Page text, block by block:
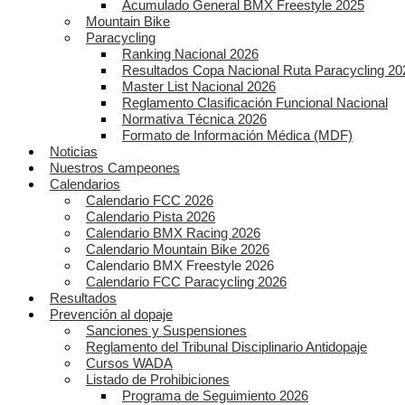
Acumulado General BMX Freestyle 2025
Mountain Bike
Paracycling
Ranking Nacional 2026
Resultados Copa Nacional Ruta Paracycling
Master List Nacional 2026
Reglamento Clasificación Funcional Nacional
Normativa Técnica 2026
Formato de Información Médica (MDF)
Noticias
Nuestros Campeones
Calendarios
Calendario FCC 2026
Calendario Pista 2026
Calendario BMX Racing 2026
Calendario Mountain Bike 2026
Calendario BMX Freestyle 2026
Calendario FCC Paracycling 2026
Resultados
Prevención al dopaje
Sanciones y Suspensiones
Reglamento del Tribunal Disciplinario Antidopaje
Cursos WADA
Listado de Prohibiciones
Programa de Seguimiento 2026